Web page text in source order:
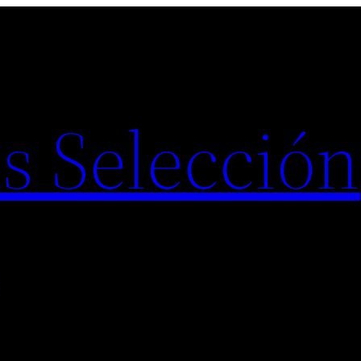
Selección